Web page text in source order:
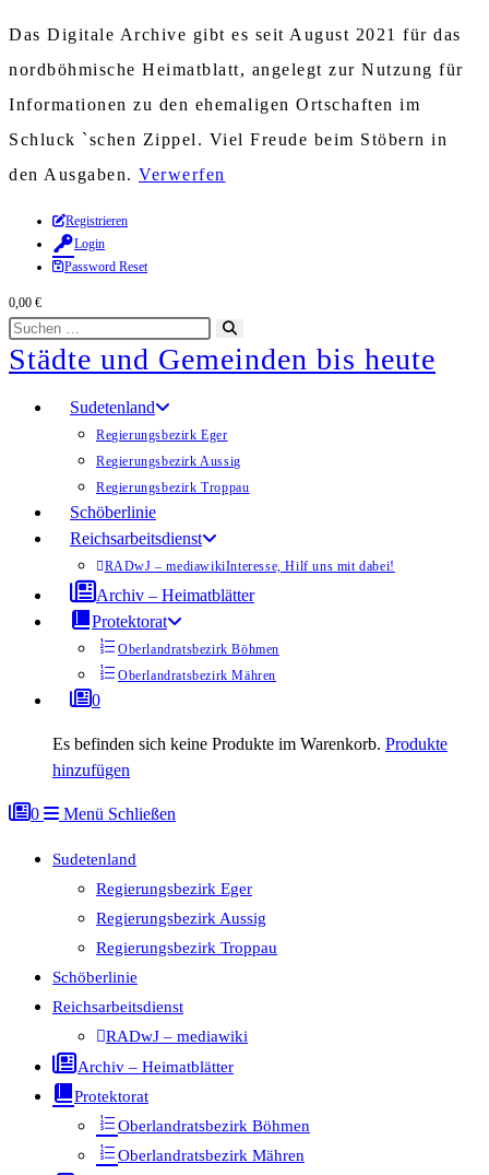
Das Digitale Archive gibt es seit August 2021 für das
nordböhmische Heimatblatt, angelegt zur Nutzung für
Informationen zu den ehemaligen Ortschaften im
Schluck `schen Zippel. Viel Freude beim Stöbern in
den Ausgaben. Verwerfen
Zum
Inhalt
springen
Registrieren
Login
Password Reset
0,00 €
Diese
Website
durchsuchen
starten
Städte und Gemeinden bis heute
Sudetenland
Regierungsbezirk Eger
Regierungsbezirk Aussig
Regierungsbezirk Troppau
Schöberlinie
Reichsarbeitsdienst
RADwJ – mediawikiInteresse, Hilf uns mit dabei!
Archiv – Heimatblätter
Protektorat
Oberlandratsbezirk Böhmen
Oberlandratsbezirk Mähren
0
Es befinden sich keine Produkte im Warenkorb. Produkte
hinzufügen
0 Menü Schließen
Sudetenland
Regierungsbezirk Eger
Regierungsbezirk Aussig
Regierungsbezirk Troppau
Schöberlinie
Reichsarbeitsdienst
RADwJ – mediawiki
Archiv – Heimatblätter
Protektorat
Oberlandratsbezirk Böhmen
Oberlandratsbezirk Mähren